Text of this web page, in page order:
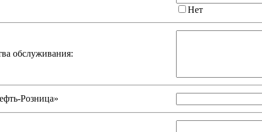
Нет
обслуживания:
Розница»